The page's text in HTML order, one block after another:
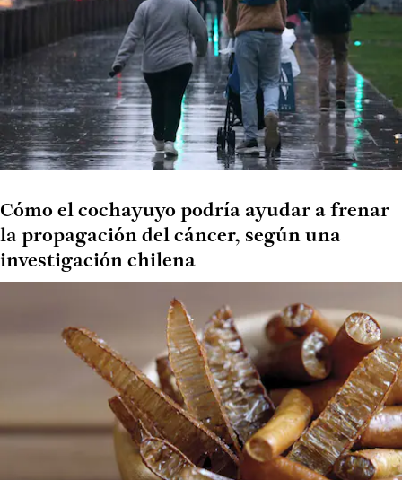
Cómo el cochayuyo podría ayudar a frenar
la propagación del cáncer, según una
investigación chilena